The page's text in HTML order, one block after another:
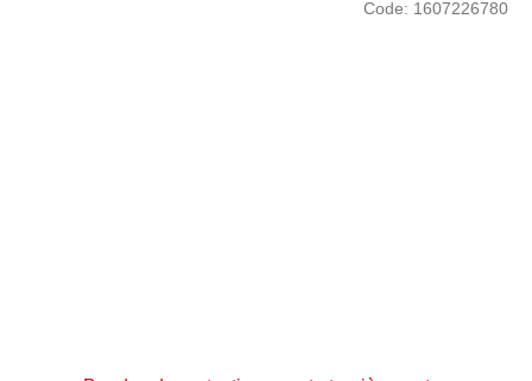
Code: 1607226780